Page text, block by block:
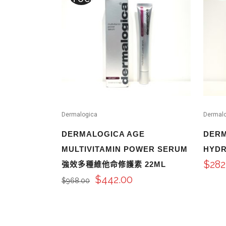
Dermalogica
DERMALOGICA AGE
MULTIVITAMIN POWER SERUM
強效多種維他命修護素 22ML
$968.00 $442.00
$